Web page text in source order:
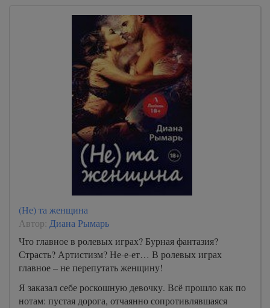
(Не) та женщина
Автор: Диана Рымарь
Что главное в ролевых играх? Бурная фантазия?
Страсть? Артистизм? Не-е-ет… В ролевых играх
главное – не перепутать женщину!
Я заказал себе роскошную девочку. Всё прошло как по
нотам: пустая дорога, отчаянно сопротивлявшаяся